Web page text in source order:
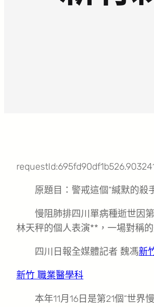
原題目：警戒這個“緘默的殺
慢阻肺排四川單病種逝世因
林天秤的個人表演**，一場對稱
四川日報全媒體記者 魏馮新
新竹 職業醫學科
本年11月16日是第21個“世界